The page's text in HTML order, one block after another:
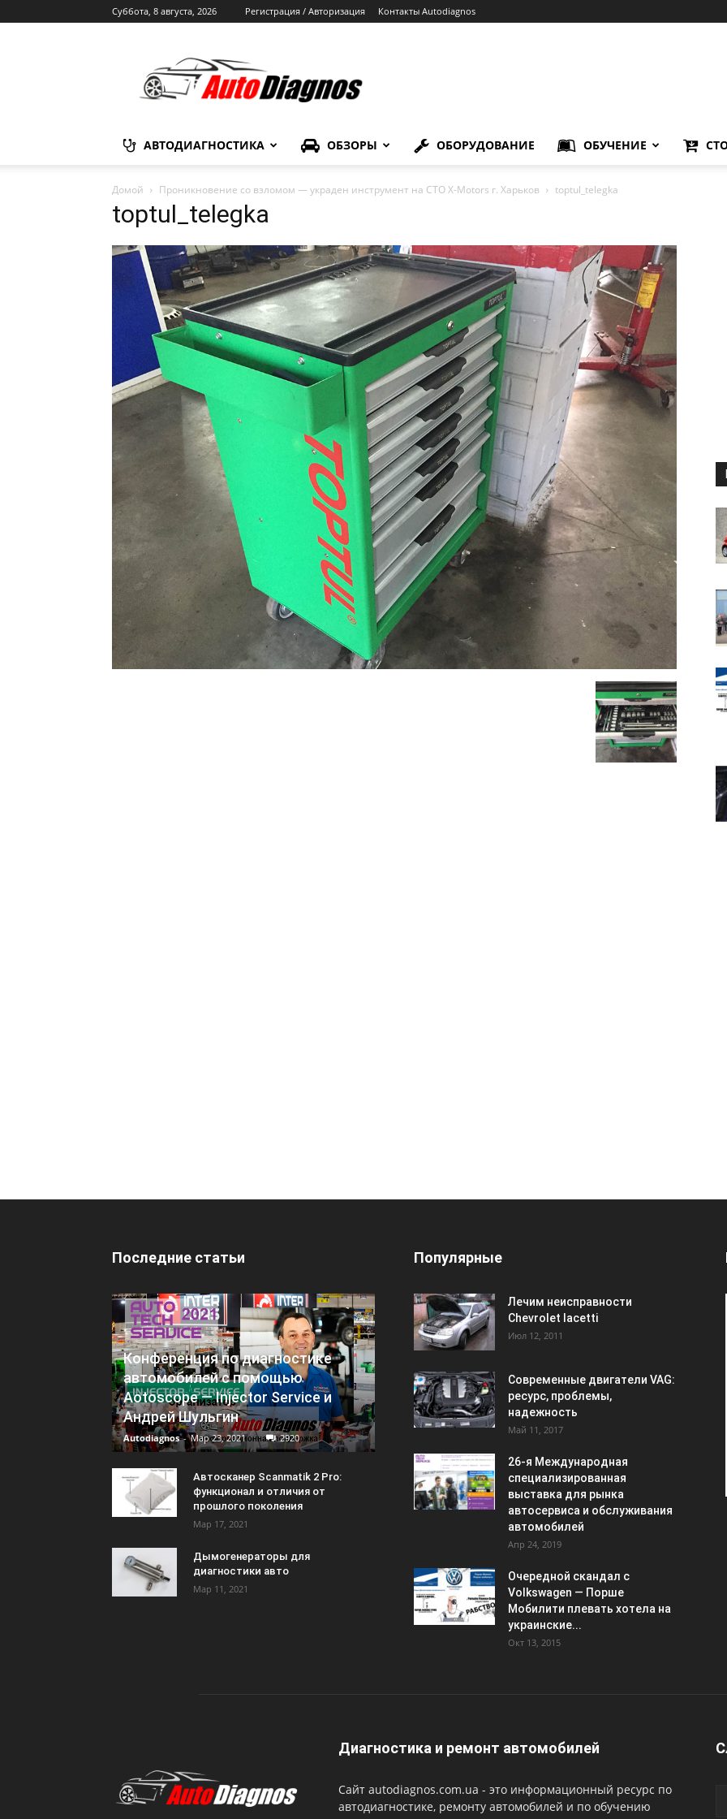
Суббота, 8 августа, 2026 Регистрация / Авторизация Контакты Autodiagnos
АВТОДИАГНОСТИКА ОБЗОРЫ ОБОРУДОВАНИЕ ОБУЧЕНИЕ
Домой Проникновение со взломом — украден инструмент на СТО X-Motors г. Харьков toptul_telegka
toptul_telegka
Последние статьи
Конференция по диагностике
автомобилей с помощью
Aotoscope — Injector Service и
Андрей Шульгин
Autodiagnos - Мар 23, 2021 2920
Автосканер Scanmatik 2 Pro:
функционал и отличия от
прошлого поколения
Мар 17, 2021
Дымогенераторы для
диагностики авто
Мар 11, 2021
Популярные
Лечим неисправности
Chevrolet lacetti
Июл 12, 2011
Современные двигатели VAG:
ресурс, проблемы,
надежность
Май 11, 2017
26-я Международная
специализированная
выставка для рынка
автосервиса и обслуживания
автомобилей
Апр 24, 2019
Очередной скандал с
Volkswagen — Порше
Мобилити плевать хотела на
украинские...
Окт 13, 2015
Диагностика и ремонт автомобилей
Сайт autodiagnos.com.ua - это информационный ресурс по
автодиагностике, ремонту автомобилей и по обучению